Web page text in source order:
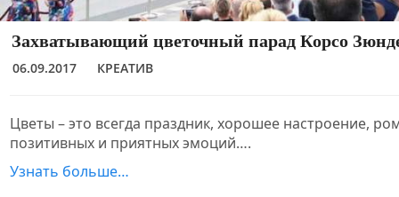
Захватывающий цветочный парад Корсо
06.09.2017 КРЕАТИВ
Цветы – это всегда праздник, хорошее настроение,
позитивных и приятных эмоций….
Узнать больше…